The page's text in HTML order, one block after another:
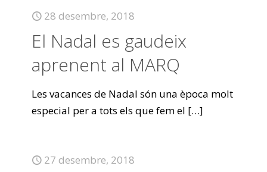
28 desembre, 2018
El Nadal es gaudeix
aprenent al MARQ
Les vacances de Nadal són una època molt
especial per a tots els que fem el […]
27 desembre, 2018